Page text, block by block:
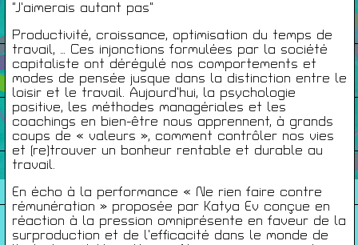
“J’aimerais autant pas”
Productivité, croissance, optimisation du temps de
travail, … Ces injonctions formulées par la société
capitaliste ont dérégulé nos comportements et
modes de pensée jusque dans la distinction entre le
loisir et le travail. Aujourd’hui, la psychologie
positive, les méthodes managériales et les
coachings en bien-être nous apprennent, à grands
coups de « valeurs », comment contrôler nos vies
et (re)trouver un bonheur rentable et durable au
travail.
En écho à la performance « Ne rien faire contre
rémunération » proposée par Katya Ev conçue en
réaction à la pression omniprésente en faveur de la
surproduction et de l’efficacité dans le monde de
À Propos
Infos Pratiques
Cartes De Membre
Saisons Précédentes